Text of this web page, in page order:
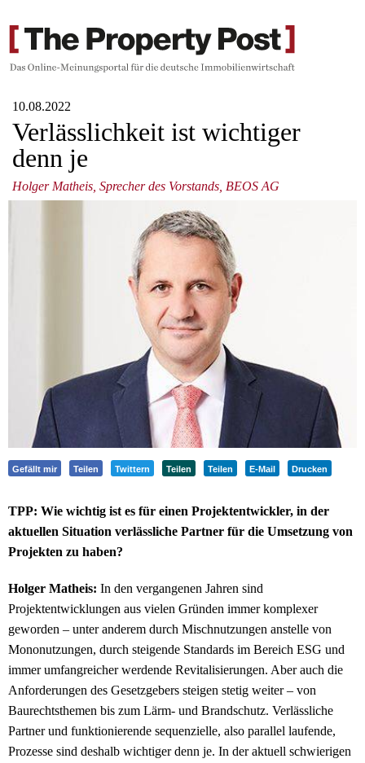
10.08.2022
Verlässlichkeit ist wichtiger
denn je
Holger Matheis, Sprecher des Vorstands, BEOS AG
Gefällt mir Teilen Twittern Teilen Teilen E-Mail Drucken
TPP: Wie wichtig ist es für einen Projektentwickler, in der
aktuellen Situation verlässliche Partner für die Umsetzung von
Projekten zu haben?
Holger Matheis: In den vergangenen Jahren sind
Projektentwicklungen aus vielen Gründen immer komplexer
geworden – unter anderem durch Mischnutzungen anstelle von
Mononutzungen, durch steigende Standards im Bereich ESG und
immer umfangreicher werdende Revitalisierungen. Aber auch die
Anforderungen des Gesetzgebers steigen stetig weiter – von
Baurechtsthemen bis zum Lärm- und Brandschutz. Verlässliche
Partner und funktionierende sequenzielle, also parallel laufende,
Prozesse sind deshalb wichtiger denn je. In der aktuell schwierigen